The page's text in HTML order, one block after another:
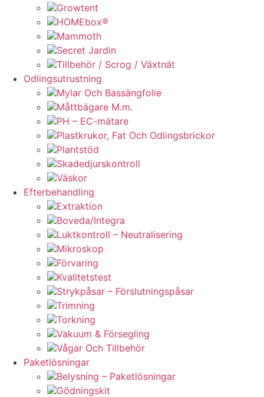
Growtent
HOMEbox®
Mammoth
Secret Jardin
Tillbehör / Scrog / Växtnät
Odlingsutrustning
Mylar Och Bassängfolie
Måttbägare M.m.
PH – EC-mätare
Plastkrukor, Fat Och Odlingsbrickor
Plantstöd
Skadedjurskontroll
Väskor
Efterbehandling
Extraktion
Boveda/Integra
Luktkontroll – Neutralisering
Mikroskop
Förvaring
Kvalitetstest
Strykpåsar – Förslutningspåsar
Trimning
Torkning
Vakuum & Försegling
Vågar Och Tillbehör
Paketlösningar
Belysning – Paketlösningar
Gödningskit